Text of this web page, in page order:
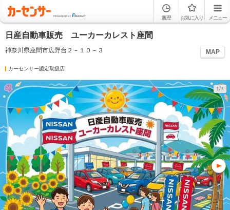
履歴 お気に入り メニュー
日産自動車販売 ユーカーカレスト座間
神奈川県座間市広野台２－１０－３ MAP
カーセンサー認定取扱店
1/7